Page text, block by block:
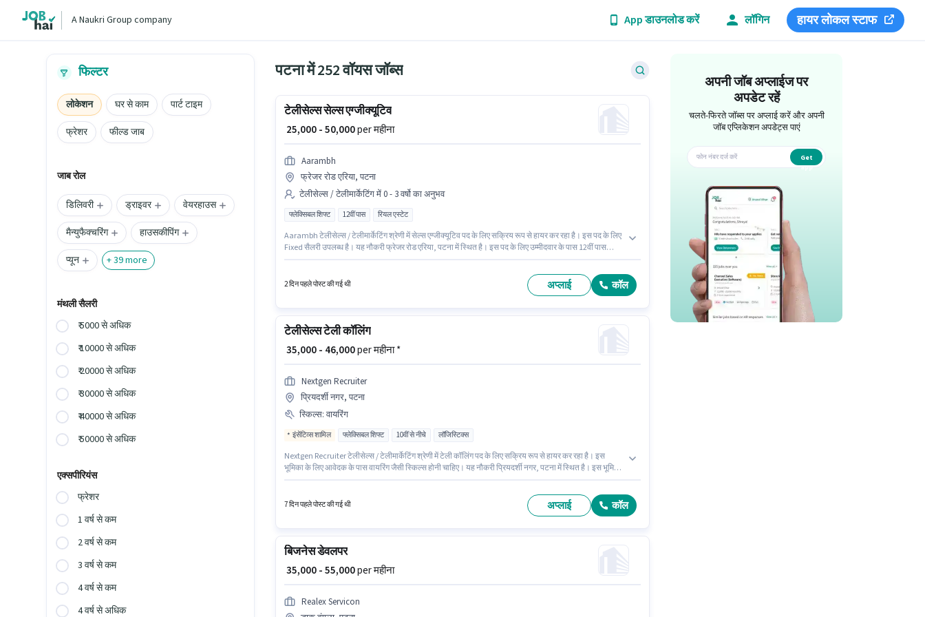
A Naukri Group company App डाउनलोड करें लॉगिन हायर लोकल स्टाफ
फिल्टर
लोकेशन घर से काम
पार्ट टाइम
फ्रेशर
फील्ड जाब
जाब रोल
डिलिवरी ड्राइवर
वेयरहाउस
मैन्युफैक्चरिंग
हाउसकीपिंग
प्यून
+39more
मंथली सैलरी
₹ 5000 से अधिक
₹ 10000 से अधिक
₹ 20000 से अधिक
₹ 30000 से अधिक
₹ 40000 से अधिक
₹ 50000 से अधिक
एक्सपीरियंस
फ्रेशर
1 वर्ष से कम
2 वर्ष से कम
3 वर्ष से कम
4 वर्ष से कम
4 वर्ष से अधिक
पटना में 252 वॉयस जॉब्स
टेलीसेल्स सेल्स एग्जीक्यूटिव
₹ 25,000 - 50,000per महीना
Aarambh
फ्रेजर रोड एरिया, पटना
टेलीसेल्स / टेलीमार्केटिंग में 0 - 3 वर्षो का अनुभव
फ्लेक्सिबल शिफ्ट 12वीं पास रियल एस्टेट
Aarambh टेलीसेल्स / टेलीमार्केटिंग श्रेणी में सेल्स एग्जीक्यूटिव पद के लिए सक्रिय रूप से हायर कर रहा है। इस पद के लिए
Fixed सैलरी उपलब्ध है। यह नौकरी फ्रेजर रोड एरिया, पटना में स्थित है। इस पद के लिए उम्मीदवार के पास 12वीं पास
2 दिन पहले पोस्ट की गई थी अप्लाई कॉल
टेलीसेल्स टेली कॉलिंग
₹ 35,000 - 46,000per महीना *
Nextgen Recruiter
प्रियदर्शी नगर, पटना
स्किल्स: वायरिंग
इंसेंटिव्स शामिल फ्लेक्सिबल शिफ्ट 10वीं से नीचे लॉजिस्टिक्स
Nextgen Recruiter टेलीसेल्स / टेलीमार्केटिंग श्रेणी में टेली कॉलिंग पद के लिए सक्रिय रूप से हायर कर रहा है। इस
भूमिका के लिए आवेदक के पास वायरिंग जैसी स्किल्स होनी चाहिए। यह नौकरी प्रियदर्शी नगर, पटना में स्थित है। इस भूमिका
7 दिन पहले पोस्ट की गई थी अप्लाई कॉल
बिजनेस डेवलपर
₹ 35,000 - 55,000per महीना
Realex Servicon
अपनी जॉब अप्लाईज पर
अपडेट रहें
चलते-फिरते जॉब्स पर अप्लाई करें और अपनी
जॉब एप्लिकेशन अपडेट्स पाएं
Get
app